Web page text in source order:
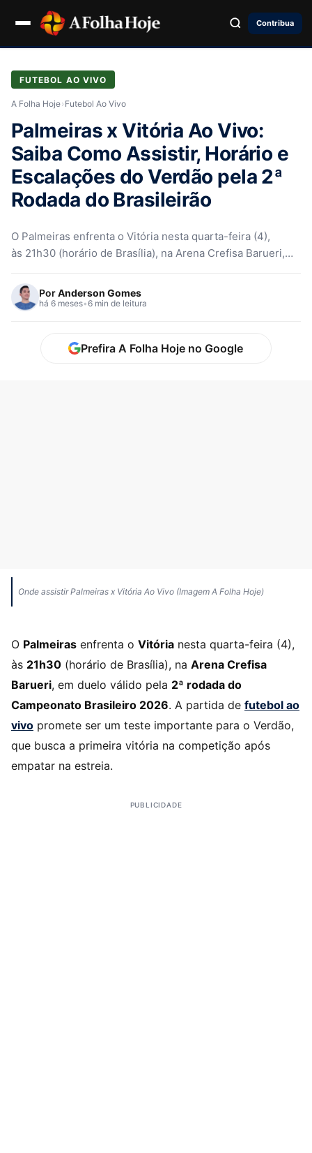
Contribua
FUTEBOL AO VIVO
A Folha Hoje› Futebol Ao Vivo
Palmeiras x Vitória Ao Vivo:
Saiba Como Assistir, Horário e
Escalações do Verdão pela 2ª
Rodada do Brasileirão
O Palmeiras enfrenta o Vitória nesta quarta-feira (4),
às 21h30 (horário de Brasília), na Arena Crefisa Barueri,
2026. A…
PorAnderson Gomes
há 6 meses•6 min de leitura
Prefira A Folha Hoje no Google
Onde assistir Palmeiras x Vitória Ao Vivo (Imagem A Folha Hoje)
Palmeiras enfrenta o Vitória nesta quarta-feira (4),
às 21h30 (horário de Brasília), na Arena Crefisa
Barueri, em duelo válido pela 2ª rodada do
Campeonato Brasileiro 2026. A partida de futebol ao
vivo promete ser um teste importante para o Verdão,
que busca a primeira vitória na competição após
empatar na estreia.
PUBLICIDADE